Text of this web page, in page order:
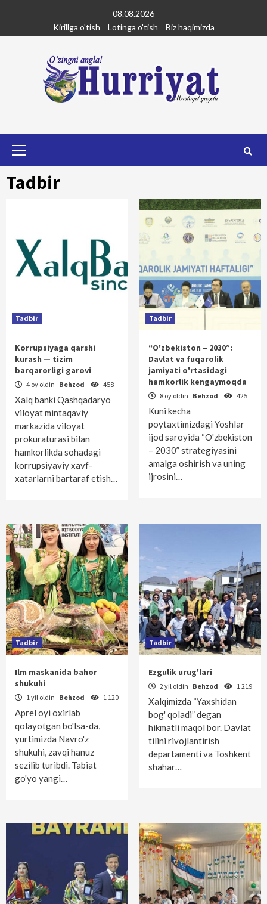
content
08.08.2026
Kirillga o'tish
Lotinga o'tish Biz haqimizda
Tadbir
Tadbir
Korrupsiyaga qarshi
kurash — tizim
barqarorligi garovi
4 oy oldin Behzod 458
Xalq banki Qashqadaryo
viloyat mintaqaviy
markazida viloyat
prokuraturasi bilan
hamkorlikda sohadagi
korrupsiyaviy xavf-
xatarlarni bartaraf etish…
Tadbir
“O'zbekiston – 2030”:
Davlat va fuqarolik
jamiyati o'rtasidagi
hamkorlik kengaymoqda
8 oy oldin Behzod 425
Kuni kecha
poytaxtimizdagi Yoshlar
ijod saroyida “O'zbekiston
– 2030” strategiyasini
amalga oshirish va uning
ijrosini…
Tadbir
Ilm maskanida bahor
shukuhi
1 yil oldin Behzod 1 120
Aprel oyi oxirlab
qolayotgan bo'lsa-da,
yurtimizda Navro'z
shukuhi, zavqi hanuz
sezilib turibdi. Tabiat
go'yo yangi…
Tadbir
Ezgulik urug'lari
2 yil oldin Behzod 1 219
Xalqimizda “Yaxshidan
bog' qoladi” degan
hikmatli maqol bor. Davlat
tilini rivojlantirish
departamenti va Toshkent
shahar…